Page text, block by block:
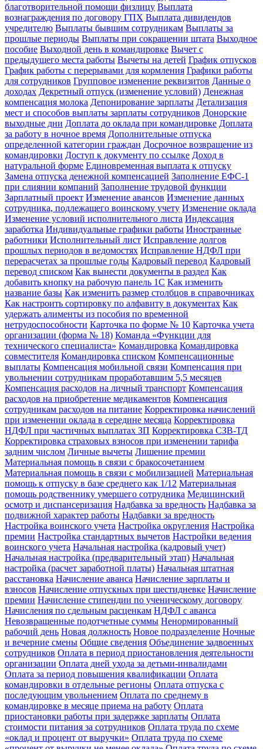
благотворительной помощи физлицу Выплата
вознаграждения по договору ГПХ Выплата дивидендов
учредителю Выплаты бывшим сотрудникам Выплаты за
прошлые периоды Выплаты при сокращении штата Выходное
пособие Выходной день в командировке Вычет с
предыдущего места работы Вычеты на детей График отпусков
График работы с перерывами для кормления Графики работы
для сотрудников Групповое изменение реквизитов Данные о
доходах Декретный отпуск (изменение условий) Денежная
компенсация молока Депонирование зарплаты Детализация
мест и способов выплаты зарплаты сотрудников Донорские
выходные дни Доплата до оклада при командировке Доплата
за работу в ночное время Дополнительные отпуска
определенной категории граждан Досрочное возвращение из
командировки Доступ к документу по ссылке Доход в
натуральной форме Единовременная выплата к отпуску
Замена отпуска денежной компенсацией Заполнение ЕФС-1
при слиянии компаний Заполнение трудовой функции
Зарплатный проект Изменение авансов Изменение данных
сотрудника, подлежащего воинскому учету Изменение оклада
Изменение условий исполнительного листа Индексация
заработка Индивидуальные графики работы Иностранные
работники Исполнительный лист Исправление долгов
прошлых периодов в ведомостях Исправление НДФЛ при
перерасчетах за прошлые годы Кадровый перевод Кадровый
перевод списком Как вынести документы в раздел Как
добавить кнопку на рабочую панель 1С Как изменить
название базы Как изменить размер столбцов в справочниках
Как настроить сортировку по алфавиту в документах Как
удержать алименты из пособия по временной
нетрудоспособности Карточка по форме № 10 Карточка учета
организации (форма № 18) Команда «Функции для
технического специалиста» Командировка Командировка
совместителя Командировка списком Компенсационные
выплаты Компенсация мобильной связи Компенсация при
увольнении сотрудникам проработавшим 5,5 месяцев
Компенсация расходов на личный транспорт Компенсация
расходов на приобретение медикаментов Компенсация
сотрудникам расходов на питание Корректировка начислений
при изменении оклада в середине месяца Корректировка
НДФЛ при частичных выплатах ЗП Корректировка СЗВ-ТД
Корректировка страховых взносов при изменении тарифа
задним числом Личные вычеты Лишение премии
Материальная помощь в связи с бракосочетанием
Материальная помощь в связи с мобилизацией Материальная
помощь к отпуску в базе среднего как 1/12 Материальная
помощь родственнику умершего сотрудника Медицинский
осмотр и диспансеризация Надбавка за вредность Надбавка за
подвижной характер работы Надбавки за вредность
Настройка воинского учета Настройка округления Настройка
премии Настройка стандартных вычетов Настройки ведения
воинского учета Начальная настройка (кадровый учет)
Начальная настройка (предварительный этап) Начальная
настройка (расчет заработной платы) Начальная штатная
расстановка Начисление аванса Начисление зарплаты и
взносов Начисление отпускных при шестидневке Начисление
премии Начисление стипендии по ученическому договору
Начисления по сдельным расценкам НДФЛ с аванса
Невозвращенные подотчетные суммы Ненормированный
рабочий день Новая должность Новое подразделение Ночные
и вечерние смены Общие сведения Объединение задвоенных
сотрудников Оплата в период приостановления деятельности
организации Оплата дней ухода за детьми-инвалидами
Оплата за период повышения квалификации Оплата
командировки в отдельные регионы Оплата отпуска с
последующим увольнением Оплата по среднему в
командировке в месяце приема на работу Оплата
приостановки работы при задержке зарплаты Оплата
стоимости питания за сотрудников Оплата труда по схеме
«оклад и процент от выручки» Оплата труда по схеме